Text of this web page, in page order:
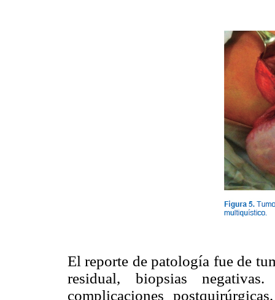
El reporte de patología fue de
residual, biopsias
complicaciones